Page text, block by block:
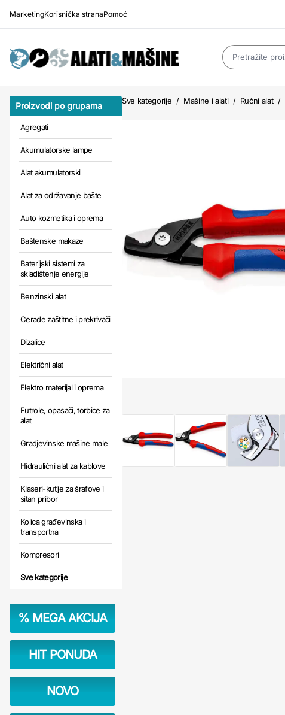
MarketingKorisnička stranaPomoć
Proizvodi po grupama
Agregati
Akumulatorske lampe
Alat akumulatorski
Alat za održavanje bašte
Auto kozmetika i oprema
Baštenske makaze
Baterijski sistemi za
skladištenje energije
Benzinski alat
Cerade zaštitne i prekrivači
Dizalice
Električni alat
Elektro materijal i oprema
Futrole, opasači, torbice za
alat
Gradjevinske mašine male
Hidraulični alat za kablove
Klaseri-kutije za šrafove i
sitan pribor
Kolica građevinska i
transportna
Kompresori
Sve kategorije
% MEGA AKCIJA
HIT PONUDA
NOVO
Sve kategorije / Mašine i alati / Ručni alat /